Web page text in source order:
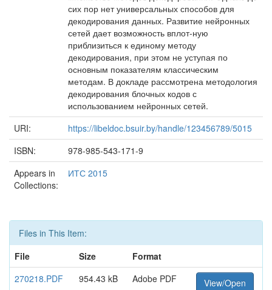
сих пор нет универсальных способов для
декодирования данных. Развитие нейронных
сетей дает возможность вплот-ную
приблизиться к единому методу
декодирования, при этом не уступая по
основным показателям классическим
методам. В докладе рассмотрена методология
декодирования блочных кодов с
использованием нейронных сетей.
URI:
https://libeldoc.bsuir.by/handle/123456789/5015
ISBN:
978-985-543-171-9
Appears in
Collections:
ИТС 2015
Files in This Item:
File
Size
Format
270218.PDF
954.43 kB Adobe PDF View/Open